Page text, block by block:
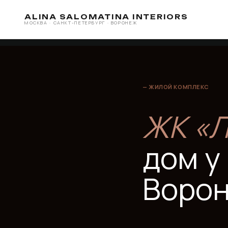
ALINA SALOMATINA INTERIORS
МОСКВА · САНКТ-ПЕТЕРБУРГ · ВОРОНЕЖ
ЖК
дом у